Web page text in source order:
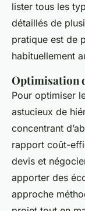
lister tous les
détaillés de
pratique est de
habituellement
Optimisation
Pour optimiser
astucieux de
concentrant
rapport coût-
devis et
apporter des
approche